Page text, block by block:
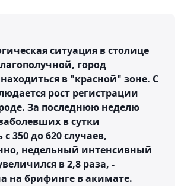
ситуация в столице
город
в "красной" зоне. С
рост регистрации
За последнюю неделю
в сутки
350 до 620 случаев,
недельный интенсивный
в 2,8 раза, -
на брифинге в акимате.